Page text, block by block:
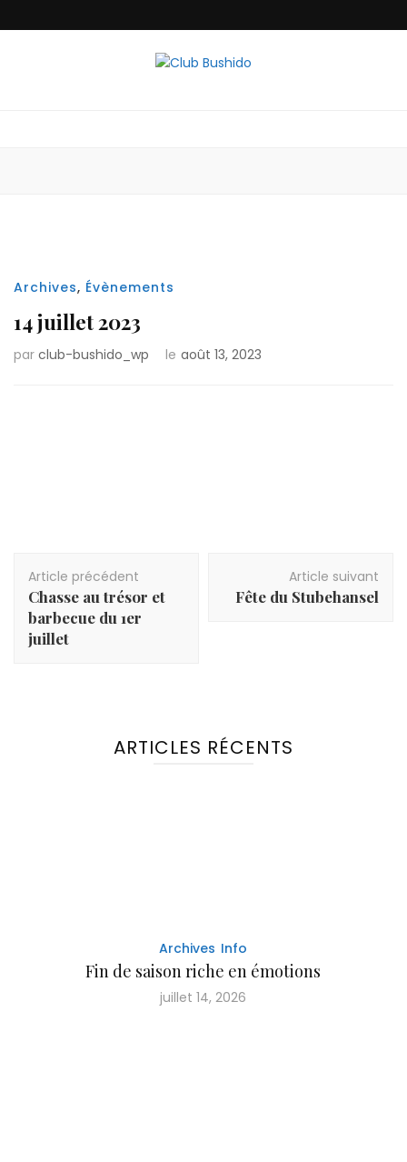
Archives, Évènements
14 juillet 2023
par club-bushido_wp le août 13, 2023
d'article
Article précédent
Chasse au trésor et
barbecue du 1er
juillet
Article suivant
Fête du Stubehansel
ARTICLES RÉCENTS
Archives Info
Fin de saison riche en émotions
juillet 14, 2026